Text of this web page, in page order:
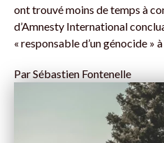
ont trouvé moins de temps à
d’Amnesty International
« responsable d’un génocide » à
ParSébastien Fontenelle